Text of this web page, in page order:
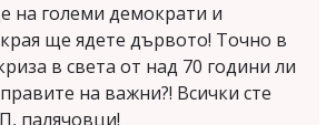
на големи демократи и
ще ядете дървото! Точно в
в света от над 70 години ли
на важни?! Всички сте
палячовци!